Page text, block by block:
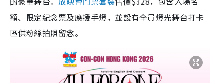
額、限定紀念票及應援手燈，並設有全員燈光舞台打卡
區供粉絲拍照留念。